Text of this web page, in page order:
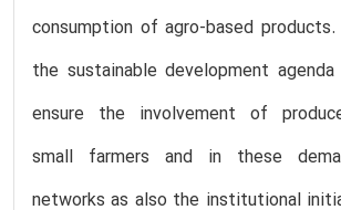
consumption of agro-based
the sustainable development
ensure the involvement of
small farmers and in these
networks as also the institutional